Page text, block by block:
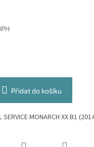
Přidat do košíku
MONARCH XX B1